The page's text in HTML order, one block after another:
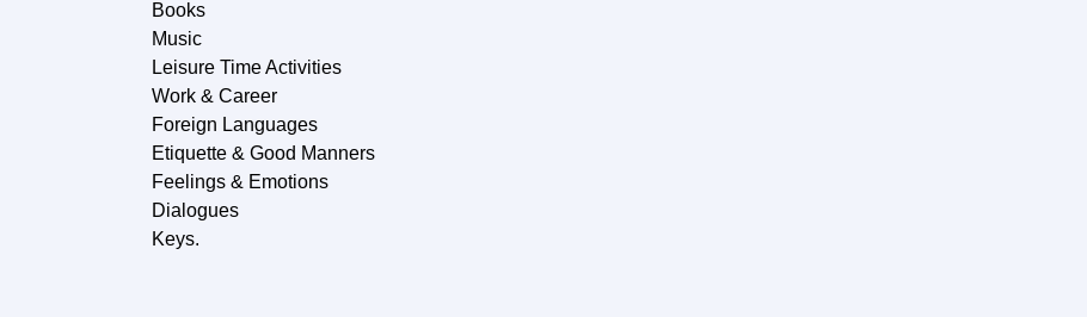
Books
Music
Leisure Time Activities
Work & Career
Foreign Languages
Etiquette & Good Manners
Feelings & Emotions
Dialogues
Keys.